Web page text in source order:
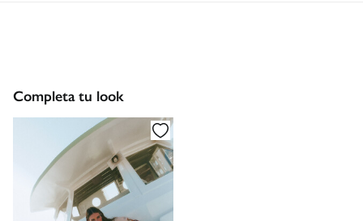
*Días laborables (L-V).
Entrega en punto Estafeta
Envío a almacén
Completa tu look